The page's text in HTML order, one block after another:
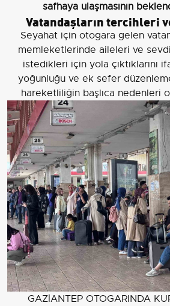
safhaya ulaşmasının
Vatandaşların tercihleri
Seyahat için otogara gelen
memleketlerinde aileleri ve
istedikleri için yola çıktıklarını
yoğunluğu ve ek sefer
hareketliliğin başlıca nedenleri
GAZİANTEP OTOGARINDA